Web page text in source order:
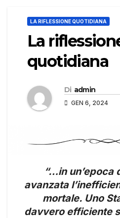
LA RIFLESSIONE QUOTIDIANA
La
quotidiana
Di admin
GEN 6, 2024
“…in un’epoca
avanzata
mortale. Uno
davvero efficiente